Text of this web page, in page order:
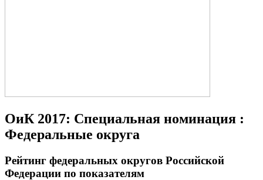
ОиК 2017: Специальная номинация :
Федеральные округа
Рейтинг федеральных округов Российской
Федерации по показателям